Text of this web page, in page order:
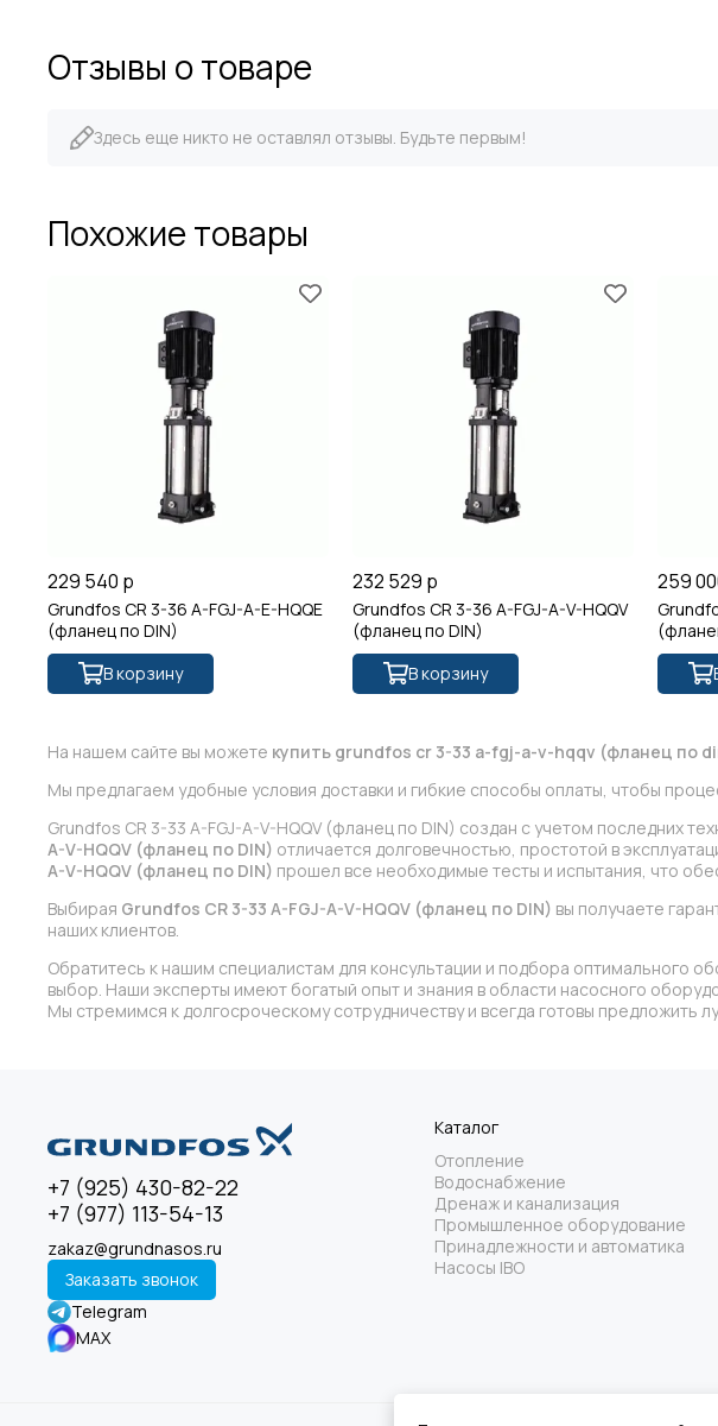
Отзывы о товаре
Здесь еще никто не оставлял отзывы. Будьте первым!
Похожие товары
229 540 р
Grundfos CR 3-36 A-FGJ-A-E-HQQE
(фланец по DIN)
В корзину
232 529 р
Grundfos CR 3-36 A-FGJ-A-V-HQQV
(фланец по DIN)
В корзину
259
На нашем сайте вы можете купить grundfos cr 3-33 a-fgj-a-v-hqqv (фланец по
Мы предлагаем удобные условия доставки и гибкие способы оплаты, чтобы
Grundfos CR 3-33 A-FGJ-A-V-HQQV (фланец по DIN) создан с учетом последних
A-V-HQQV (фланец по DIN) отличается долговечностью, простотой в
A-V-HQQV (фланец по DIN) прошел все необходимые тесты и испытания, что
Выбирая Grundfos CR 3-33 A-FGJ-A-V-HQQV (фланец по DIN) вы получаете
наших клиентов.
Обратитесь к нашим специалистам для консультации и подбора оптимального
выбор. Наши эксперты имеют богатый опыт и знания в области насосного
Мы стремимся к долгосроческому сотрудничеству и всегда готовы предложить
+7 (925) 430-82-22
+7 (977) 113-54-13
zakaz@grundnasos.ru
Заказать звонок
Telegram
MAX
Каталог
Отопление
Водоснабжение
Дренаж и канализация
Промышленное оборудование
Принадлежности и автоматика
Насосы IBO